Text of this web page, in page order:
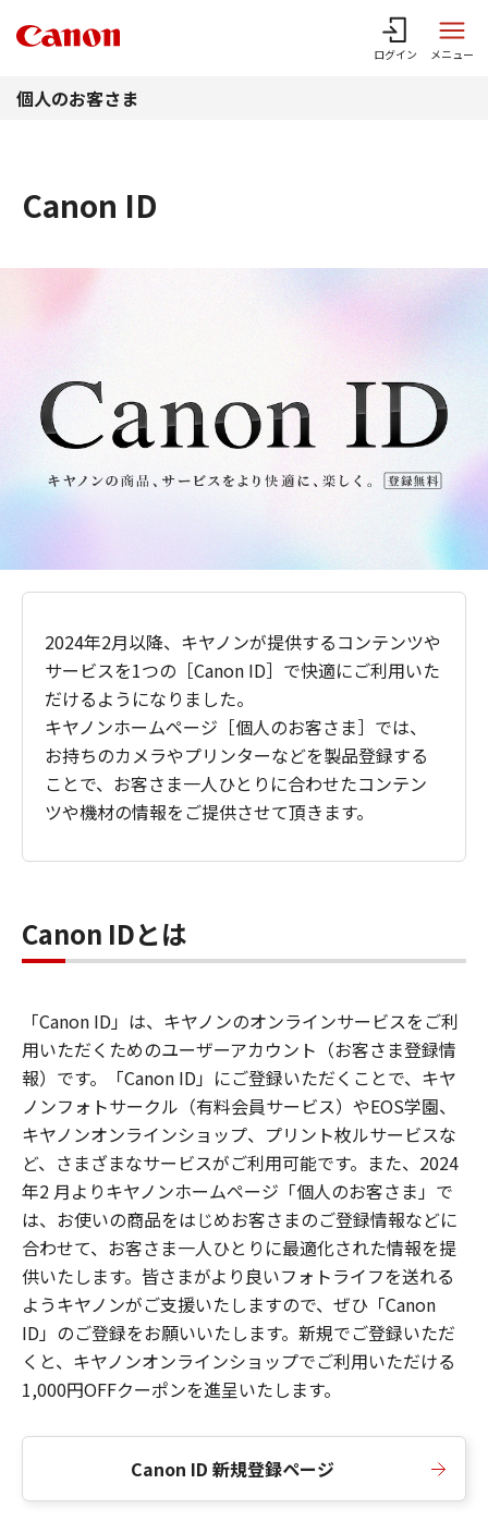
ログイン メニュー
個人のお客さま
Canon ID
2024年2月以降、キヤノンが提供するコンテンツや
サービスを1つの［Canon ID］で快適にご利用いた
だけるようになりました。
キヤノンホームページ［個人のお客さま］では、
お持ちのカメラやプリンターなどを製品登録する
ことで、お客さま一人ひとりに合わせたコンテン
ツや機材の情報をご提供させて頂きます。
Canon IDとは
「Canon ID」は、キヤノンのオンラインサービスをご利
用いただくためのユーザーアカウント（お客さま登録情
報）です。「Canon ID」にご登録いただくことで、キヤ
ノンフォトサークル（有料会員サービス）やEOS学園、
キヤノンオンラインショップ、プリント枚ルサービスな
ど、さまざまなサービスがご利用可能です。また、2024
年2 月よりキヤノンホームページ「個人のお客さま」で
は、お使いの商品をはじめお客さまのご登録情報などに
合わせて、お客さま一人ひとりに最適化された情報を提
供いたします。皆さまがより良いフォトライフを送れる
ようキヤノンがご支援いたしますので、ぜひ「Canon
ID」のご登録をお願いいたします。新規でご登録いただ
くと、キヤノンオンラインショップでご利用いただける
1,000円OFFクーポンを進呈いたします。
Canon ID 新規登録ページ